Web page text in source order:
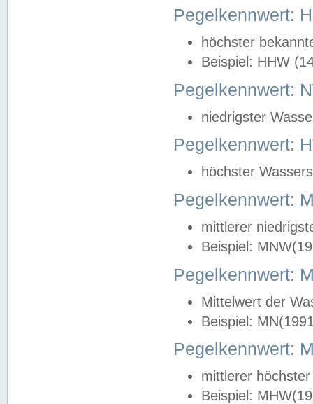
Pegelkennwert:
höchster
Beispiel: HHW
Pegelkennwert:
niedrigster
Pegelkennwert:
höchster
Pegelkennwert:
mittlerer
Beispiel:
Pegelkennwert:
Mittelwert der
Beispiel:
Pegelkennwert:
mittlerer
Beispiel: